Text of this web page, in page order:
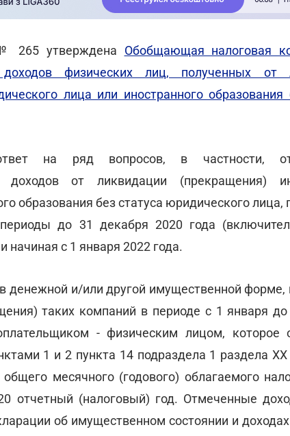
265 утверждена Обобщающая налоговая
доходов физических лиц, полученных от
лица или иностранного образования
на ряд вопросов, в частности,
от ликвидации (прекращения)
образования без статуса юридического лица,
до 31 декабря 2020 года
начиная с 1 января 2022 года.
денежной и/или другой имущественной форме,
таких компаний в периоде с 1 января
- физическим лицом, которое
1 и 2 пункта 14 подраздела 1 раздела
месячного (годового) облагаемого
отчетный (налоговый) год. Отмеченные
об имущественном состоянии и доходах